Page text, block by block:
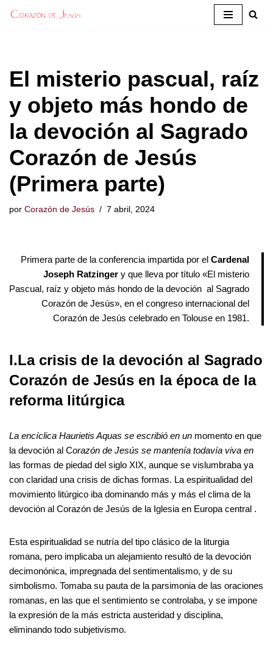
El misterio pascual, raíz
y objeto más hondo de
la devoción al Sagrado
Corazón de Jesús
(Primera parte)
por Corazón de Jesús 7 abril, 2024
Primera parte de la conferencia impartida por el Cardenal
Joseph Ratzinger y que lleva por título «El misterio
Pascual, raíz y objeto más hondo de la devoción al Sagrado
Corazón de Jesús», en el congreso internacional del
Corazón de Jesús celebrado en Tolouse en 1981.
I.La crisis de la devoción al Sagrado
Corazón de Jesús en la época de la
reforma litúrgica
La encíclica Haurietis Aquas se escribió en un momento en que
la devoción al Corazón de Jesús se mantenía todavía viva en
las formas de piedad del siglo XIX, aunque se vislumbraba ya
con claridad una crisis de dichas formas. La espiritualidad del
movimiento litúrgico iba dominando más y más el clima de la
devoción al Corazón de Jesús de la Iglesia en Europa central .
Esta espiritualidad se nutría del tipo clásico de la liturgia
romana, pero implicaba un alejamiento resultó de la devoción
decimonónica, impregnada del sentimentalismo, y de su
simbolismo. Tomaba su pauta de la parsimonia de las oraciones
romanas, en las que el sentimiento se controlaba, y se impone
la expresión de la más estricta austeridad y disciplina,
eliminando todo subjetivismo.